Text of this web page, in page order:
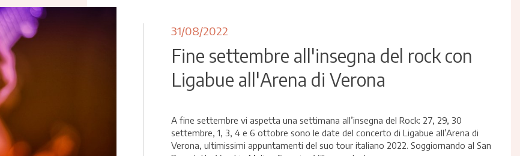
31/08/2022
Fine settembre all'insegna del rock con
Ligabue all'Arena di Verona
A fine settembre vi aspetta una settimana all’insegna del Rock: 27, 29, 30
settembre, 1, 3, 4 e 6 ottobre sono le date del concerto di Ligabue all’Arena di
Verona, ultimissimi appuntamenti del suo tour italiano 2022. Soggiornando al San